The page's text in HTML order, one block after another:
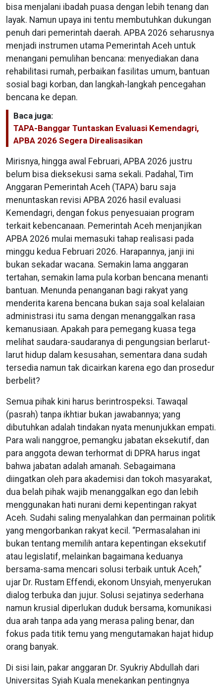
bisa menjalani ibadah puasa dengan lebih tenang dan
layak. Namun upaya ini tentu membutuhkan dukungan
penuh dari pemerintah daerah. APBA 2026 seharusnya
menjadi instrumen utama Pemerintah Aceh untuk
menangani pemulihan bencana: menyediakan dana
rehabilitasi rumah, perbaikan fasilitas umum, bantuan
sosial bagi korban, dan langkah-langkah pencegahan
bencana ke depan.
Baca juga:
TAPA-Banggar Tuntaskan Evaluasi Kemendagri,
APBA 2026 Segera Direalisasikan
Mirisnya, hingga awal Februari, APBA 2026 justru
belum bisa dieksekusi sama sekali. Padahal, Tim
Anggaran Pemerintah Aceh (TAPA) baru saja
menuntaskan revisi APBA 2026 hasil evaluasi
Kemendagri, dengan fokus penyesuaian program
terkait kebencanaan. Pemerintah Aceh menjanjikan
APBA 2026 mulai memasuki tahap realisasi pada
minggu kedua Februari 2026. Harapannya, janji ini
bukan sekadar wacana. Semakin lama anggaran
tertahan, semakin lama pula korban bencana menanti
bantuan. Menunda penanganan bagi rakyat yang
menderita karena bencana bukan saja soal kelalaian
administrasi itu sama dengan menanggalkan rasa
kemanusiaan. Apakah para pemegang kuasa tega
melihat saudara-saudaranya di pengungsian berlarut-
larut hidup dalam kesusahan, sementara dana sudah
tersedia namun tak dicairkan karena ego dan prosedur
berbelit?
Semua pihak kini harus berintrospeksi. Tawaqal
(pasrah) tanpa ikhtiar bukan jawabannya; yang
dibutuhkan adalah tindakan nyata menunjukkan empati.
Para wali nanggroe, pemangku jabatan eksekutif, dan
para anggota dewan terhormat di DPRA harus ingat
bahwa jabatan adalah amanah. Sebagaimana
diingatkan oleh para akademisi dan tokoh masyarakat,
dua belah pihak wajib menanggalkan ego dan lebih
menggunakan hati nurani demi kepentingan rakyat
Aceh. Sudahi saling menyalahkan dan permainan politik
yang mengorbankan rakyat kecil. “Permasalahan ini
bukan tentang memilih antara kepentingan eksekutif
atau legislatif, melainkan bagaimana keduanya
bersama-sama mencari solusi terbaik untuk Aceh,”
ujar Dr. Rustam Effendi, ekonom Unsyiah, menyerukan
dialog terbuka dan jujur. Solusi sejatinya sederhana
namun krusial diperlukan duduk bersama, komunikasi
dua arah tanpa ada yang merasa paling benar, dan
fokus pada titik temu yang mengutamakan hajat hidup
orang banyak.
Di sisi lain, pakar anggaran Dr. Syukriy Abdullah dari
Universitas Syiah Kuala menekankan pentingnya